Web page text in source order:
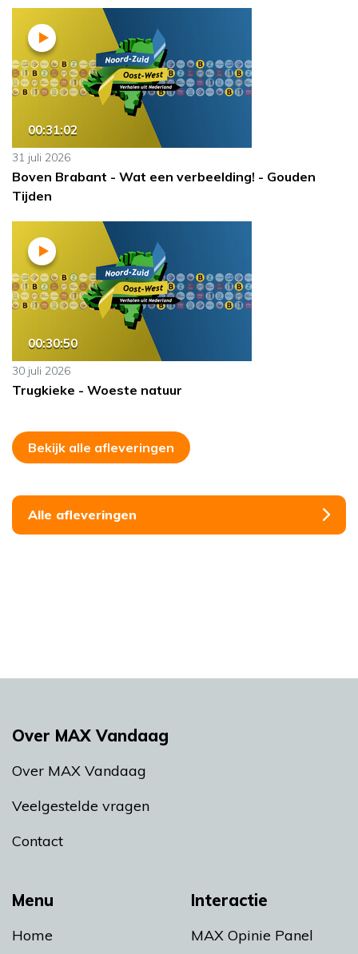
00:31:02
31 juli 2026
Boven Brabant - Wat een verbeelding! - Gouden
Tijden
00:30:50
30 juli 2026
Trugkieke - Woeste natuur
Bekijk alle afleveringen
Alle afleveringen
Menu
Home
Interactie
MAX Opinie Panel
Over MAX Vandaag
Over MAX Vandaag
Veelgestelde vragen
Contact